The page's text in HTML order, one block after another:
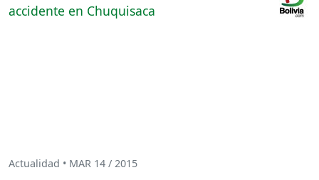
Actualidad • MAR 14 / 2015